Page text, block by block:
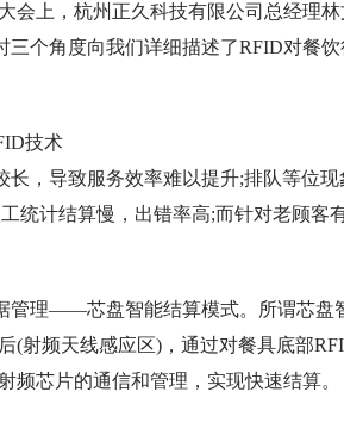
会上，杭州正久科技有限公司总经理林
个角度向我们详细描述了RFID对餐饮
，导致服务效率难以提升;排队等位现
统计结算慢，出错率高;而针对老顾客
理——芯盘智能结算模式。所谓芯盘
(射频天线感应区)，通过对餐具底部
芯片的通信和管理，实现快速结算。